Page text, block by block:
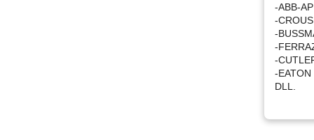
-ABB-
-
-
-
-
-EATON
DLL.